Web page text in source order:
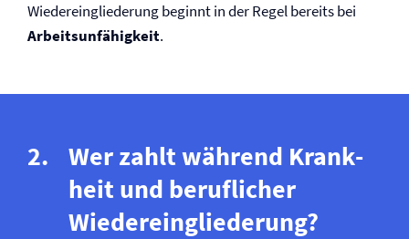
Wiedereingliederung beginnt in der Regel bereits bei
Arbeitsunfähigkeit.
Wer zahlt während Krank­
heit und be­ruf­licher
Wieder­ein­glie­derung?